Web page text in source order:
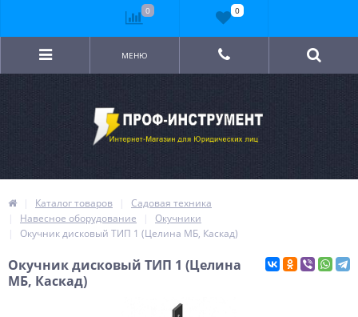
МЕНЮ
Каталог товаров
Садовая техника
Навесное оборудование
Окучники
Окучник дисковый ТИП 1 (Целина МБ, Каскад)
Окучник дисковый ТИП 1 (Целина
МБ, Каскад)
0 0